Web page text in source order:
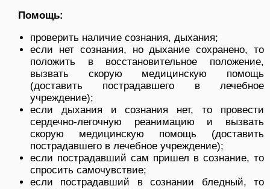
Помощь:
проверить наличие сознания, дыхания;
если нет сознания, но дыхание сохранено, то
положить в восстановительное положение,
вызвать скорую медицинскую помощь
(доставить пострадавшего в лечебное
учреждение);
если дыхания и сознания нет, то провести
сердечно-легочную реанимацию и вызвать
скорую медицинскую помощь (доставить
пострадавшего в лечебное учреждение);
если пострадавший сам пришел в сознание, то
спросить самочувствие;
если пострадавший в сознании бледный, то